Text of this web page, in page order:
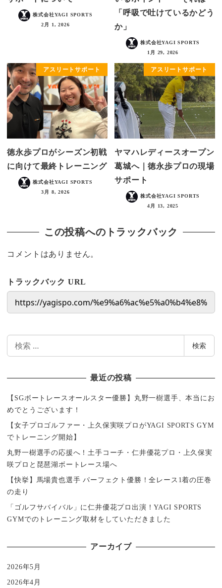
株式会社YAGI SPORTS
2月 1, 2026
「呼吸で吐けているかどう
か」
株式会社YAGI SPORTS
1月 29, 2026
アスリートサポート
徳永歩プロがシーズン初戦
に向けて最終トレーニング
株式会社YAGI SPORTS
3月 8, 2026
アスリートサポート
ヤマハレディースオープン
葛城へ｜徳永歩プロの現場
サポート
株式会社YAGI SPORTS
4月 13, 2025
この投稿へのトラックバック
コメントはありません。
トラックバック URL
検索
最近の投稿
【SGボートレースオールスター優勝】丸野一樹選手、本当にお
めでとうございます！
【女子プロゴルファー・上久保実咲プロがYAGI SPORTS GYM
でトレーニング開始】
丸野一樹選手の応援へ！土手コーチ・仁井優花プロ・上久保実
咲プロと琵琶湖ボートレース場へ
【快挙】馬場貴也選手 パーフェクト優勝！全レース1着の圧巻
の走り
「ゴルフサバイバル」に仁井優花プロ出演！YAGI SPORTS
GYMでのトレーニング取材をしていただきました
アーカイブ
2026年5月
2026年4月